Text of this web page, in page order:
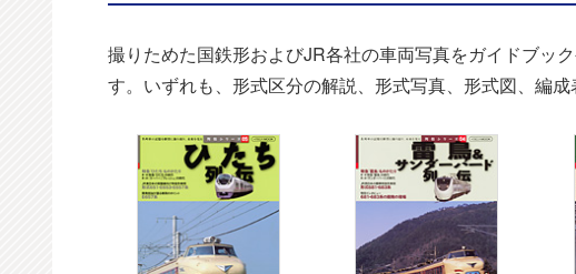
撮りためた国鉄形およびJR各社の車両写真をガイドブッ
す。いずれも、形式区分の解説、形式写真、形式図、編成